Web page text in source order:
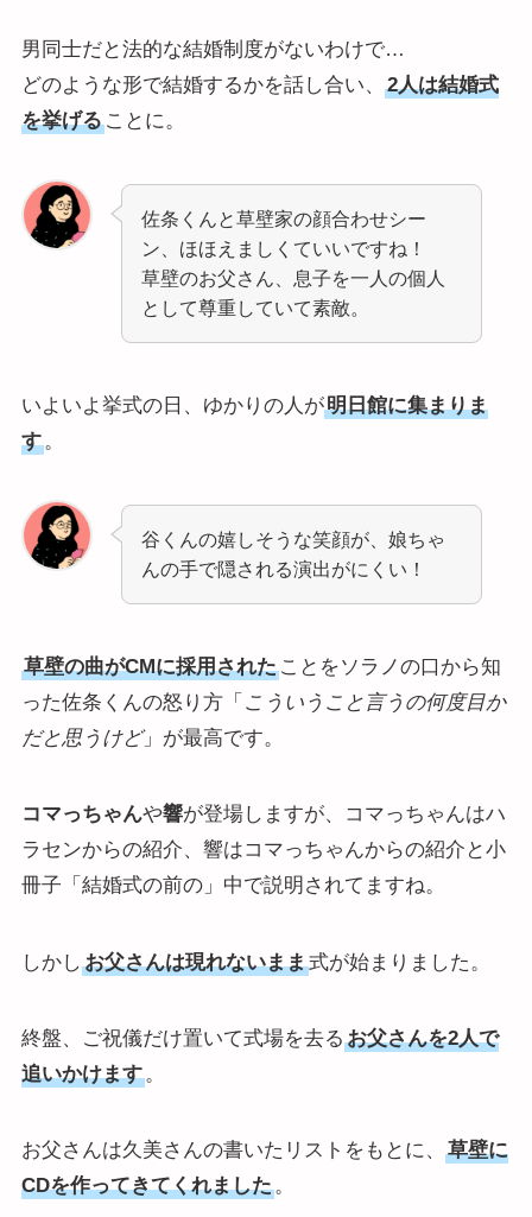
男同士だと法的な結婚制度がないわけで…
どのような形で結婚するかを話し合い、
2人は結婚式
を挙げることに。
佐条くんと草壁家の顔合わせシー
ン、ほほえましくていいですね！
草壁のお父さん、息子を一人の個人
として尊重していて素敵。
いよいよ挙式の日、ゆかりの人が明日館に集まりま
す。
谷くんの嬉しそうな笑顔が、娘ちゃ
んの手で隠される演出がにくい！
草壁の曲がCMに採用されたことをソラノの口から知
った佐条くんの怒り方「 こういうこと言うの何度目か
だと思うけど」が最高です。
コマっちゃんや響が登場しますが、コマっちゃんはハ
ラセンからの紹介、響はコマっちゃんからの紹介と小
冊子「結婚式の前の」中で説明されてますね。
しかし お父さんは現れないまま式が始まりました。
終盤、ご祝儀だけ置いて式場を去る お父さんを2人で
追いかけます。
お父さんは久美さんの書いたリストをもとに、
草壁に
CDを作ってきてくれました。